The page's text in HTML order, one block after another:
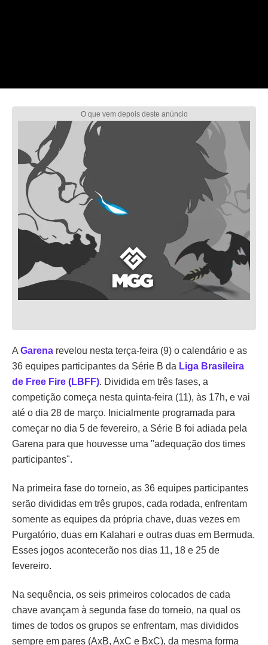
A Garena revelou nesta terça-feira (9) o calendário e as
36 equipes participantes da Série B da Liga Brasileira
de Free Fire (LBFF). Dividida em três fases, a
competição começa nesta quinta-feira (11), às 17h, e vai
até o dia 28 de março. Inicialmente programada para
começar no dia 5 de fevereiro, a Série B foi adiada pela
Garena para que houvesse uma "adequação dos times
participantes".
Na primeira fase do torneio, as 36 equipes participantes
serão divididas em três grupos, cada rodada, enfrentam
somente as equipes da própria chave, duas vezes em
Purgatório, duas em Kalahari e outras duas em Bermuda.
Esses jogos acontecerão nos dias 11, 18 e 25 de
fevereiro.
Na sequência, os seis primeiros colocados de cada
chave avançam à segunda fase do torneio, na qual os
times de todos os grupos se enfrentam, mas divididos
sempre em pares (AxB, AxC e BxC), da mesma forma